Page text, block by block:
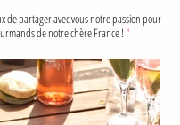
de partager avec vous notre passion pour
de notre chère France !"